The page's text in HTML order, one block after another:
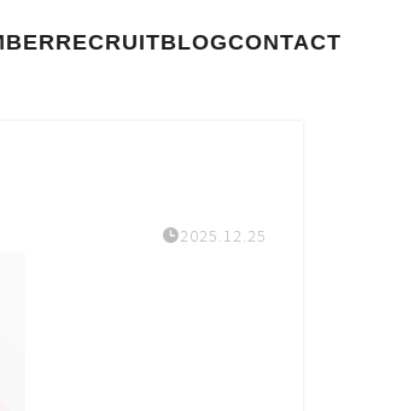
RECRUITBLOGCONTACT
2025.12.25